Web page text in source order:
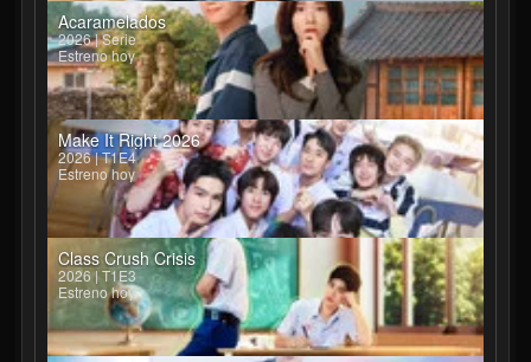
Acaramelados
2026 | Serie
Estreno hoy
Make It Right 2026
2026 | T1E4
Estreno hoy
Class Crush Crisis
2026 | T1E3
Estreno hoy